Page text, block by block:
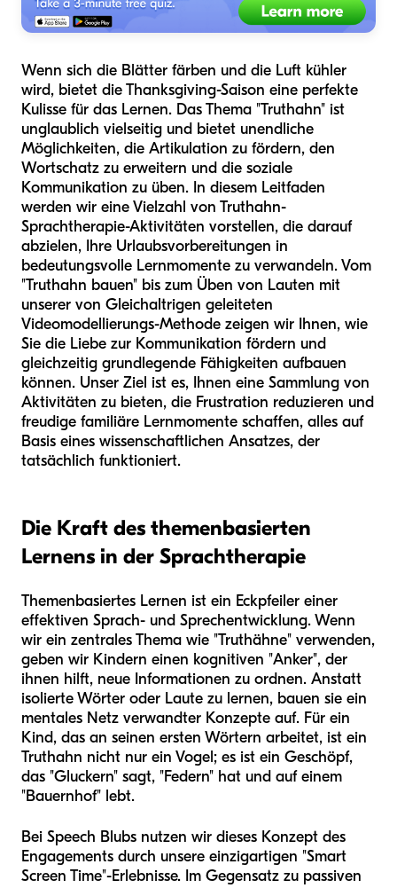
Wenn sich die Blätter färben und die Luft kühler
wird, bietet die Thanksgiving-Saison eine perfekte
Kulisse für das Lernen. Das Thema "Truthahn" ist
unglaublich vielseitig und bietet unendliche
Möglichkeiten, die Artikulation zu fördern, den
Wortschatz zu erweitern und die soziale
Kommunikation zu üben. In diesem Leitfaden
werden wir eine Vielzahl von Truthahn-
Sprachtherapie-Aktivitäten vorstellen, die darauf
abzielen, Ihre Urlaubsvorbereitungen in
bedeutungsvolle Lernmomente zu verwandeln. Vom
"Truthahn bauen" bis zum Üben von Lauten mit
unserer von Gleichaltrigen geleiteten
Videomodellierungs-Methode zeigen wir Ihnen, wie
Sie die Liebe zur Kommunikation fördern und
gleichzeitig grundlegende Fähigkeiten aufbauen
können. Unser Ziel ist es, Ihnen eine Sammlung von
Aktivitäten zu bieten, die Frustration reduzieren und
freudige familiäre Lernmomente schaffen, alles auf
Basis eines wissenschaftlichen Ansatzes, der
tatsächlich funktioniert.
Die Kraft des themenbasierten
Lernens in der Sprachtherapie
Themenbasiertes Lernen ist ein Eckpfeiler einer
effektiven Sprach- und Sprechentwicklung. Wenn
wir ein zentrales Thema wie "Truthähne" verwenden,
geben wir Kindern einen kognitiven "Anker", der
ihnen hilft, neue Informationen zu ordnen. Anstatt
isolierte Wörter oder Laute zu lernen, bauen sie ein
mentales Netz verwandter Konzepte auf. Für ein
Kind, das an seinen ersten Wörtern arbeitet, ist ein
Truthahn nicht nur ein Vogel; es ist ein Geschöpf,
das "Gluckern" sagt, "Federn" hat und auf einem
"Bauernhof" lebt.
Bei Speech Blubs nutzen wir dieses Konzept des
Engagements durch unsere einzigartigen "Smart
Screen Time"-Erlebnisse. Im Gegensatz zu passiven